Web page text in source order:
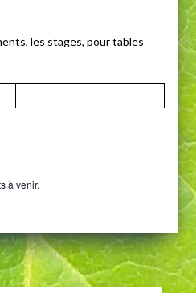
les stages, pour tables
à venir.